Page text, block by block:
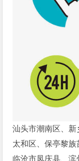
汕头市潮南区、
太和区、保亭黎
临沧市凤庆县、